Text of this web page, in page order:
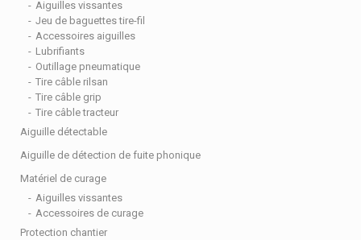
Aiguilles vissantes
Jeu de baguettes tire-fil
Accessoires aiguilles
Lubrifiants
Outillage pneumatique
Tire câble rilsan
Tire câble grip
Tire câble tracteur
Aiguille détectable
Aiguille de détection de fuite phonique
Matériel de curage
Aiguilles vissantes
Accessoires de curage
Protection chantier